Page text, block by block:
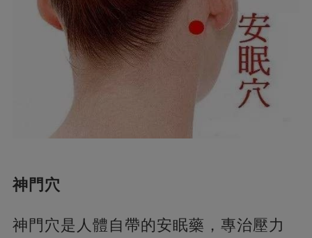
神門穴
神門穴是人體自帶的安眠藥，專治壓力